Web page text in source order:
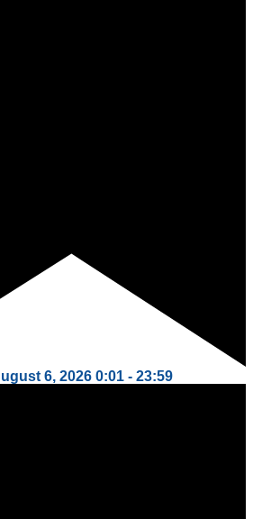
6, 2026 0:01 - 23:59